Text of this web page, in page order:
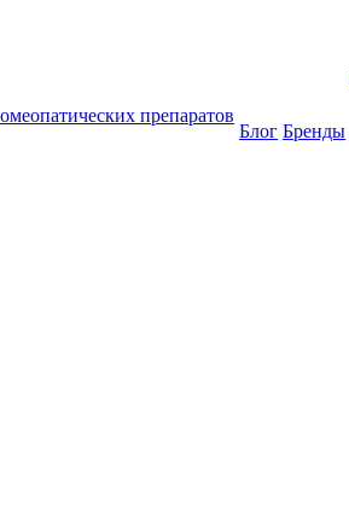
препаратов
Блог Бренды